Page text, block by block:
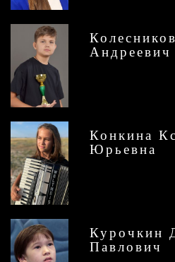
Андреевич
Конкина
Юрьевна
Курочкин
Павлович